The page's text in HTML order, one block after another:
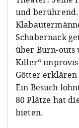
und
Schabernack
über Burn-outs
Killer“
Götter erklären
Ein Besuch
80 Plätze hat
bieten.